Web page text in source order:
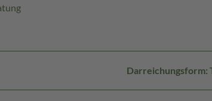
Darreichungsform: